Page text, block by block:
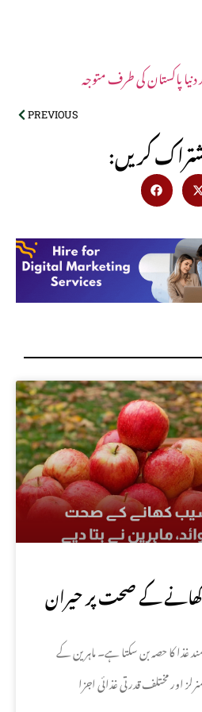
پاکستان کی طرف متوجہ
PREVIOUS
کریں
کے صحت پر حیران
دیے
غذا کا حصہ بن سکتا ہے۔ ماہرین کے
اور مختلف قدرتی غذائی اجزا